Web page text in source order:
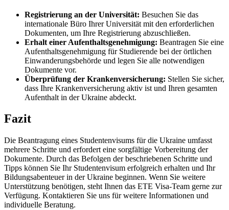
Registrierung an der Universität: Besuchen Sie das
internationale Büro Ihrer Universität mit den erforderlichen
Dokumenten, um Ihre Registrierung abzuschließen.
Erhalt einer Aufenthaltsgenehmigung: Beantragen Sie eine
Aufenthaltsgenehmigung für Studierende bei der örtlichen
Einwanderungsbehörde und legen Sie alle notwendigen
Dokumente vor.
Überprüfung der Krankenversicherung: Stellen Sie sicher,
dass Ihre Krankenversicherung aktiv ist und Ihren gesamten
Aufenthalt in der Ukraine abdeckt.
Fazit
Die Beantragung eines Studentenvisums für die Ukraine umfasst
mehrere Schritte und erfordert eine sorgfältige Vorbereitung der
Dokumente. Durch das Befolgen der beschriebenen Schritte und
Tipps können Sie Ihr Studentenvisum erfolgreich erhalten und Ihr
Bildungsabenteuer in der Ukraine beginnen. Wenn Sie weitere
Unterstützung benötigen, steht Ihnen das ETE Visa-Team gerne zur
Verfügung. Kontaktieren Sie uns für weitere Informationen und
individuelle Beratung.